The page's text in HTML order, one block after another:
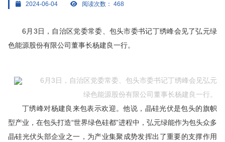
2024-06-04 阅读次数： 468
6月3日，自治区党委常委、包头市委书记丁绣峰会见了弘元绿
色能源股份有限公司董事长杨建良一行。
6月3日，自治区党委常委、包头市委书记丁绣峰会见弘元
绿色能源股份有限公司董事长杨建良一行。
丁绣峰对杨建良来包表示欢迎。他说，晶硅光伏是包头的旗帜
型产业，在包头打造“世界绿色硅都”进程中，弘元绿能作为包头众多
晶硅光伏头部企业之一，为产业集聚成势发挥出了重要的支撑作用